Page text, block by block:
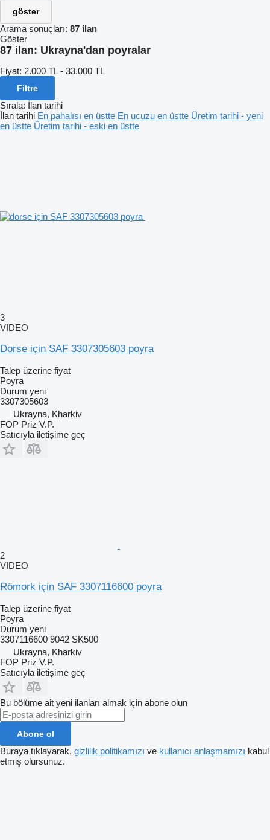
göster
Arama sonuçları: 87 ilan
Göster
87 ilan: Ukrayna'dan poyralar
Fiyat: 2.000 TL - 33.000 TL
Filtre
Sırala: İlan tarihi
İlan tarihi En pahalısı en üstte En ucuzu en üstte Üretim tarihi - yeni
en üstte Üretim tarihi - eski en üstte
3
VIDEO
Dorse için SAF 3307305603 poyra
Talep üzerine fiyat
Poyra
Durum yeni
3307305603
Ukrayna, Kharkiv
FOP Priz V.P.
Satıcıyla iletişime geç
2
VIDEO
Römork için SAF 3307116600 poyra
Talep üzerine fiyat
Poyra
Durum yeni
3307116600 9042 SK500
Ukrayna, Kharkiv
FOP Priz V.P.
Satıcıyla iletişime geç
Bu bölüme ait yeni ilanları almak için abone olun
Abone ol
Buraya tıklayarak, gizlilik politikamızı ve kullanıcı anlaşmamızı kabul
etmiş olursunuz.